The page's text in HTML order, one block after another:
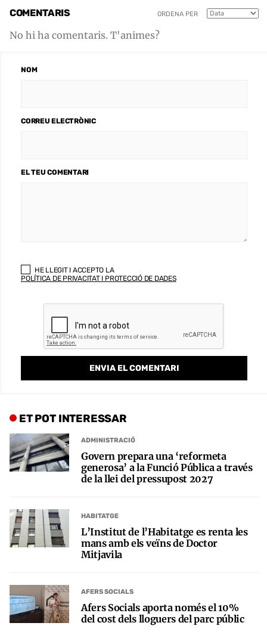
COMENTARIS ORDENA PER
No hi ha comentaris. T'animes?
NOM
CORREU ELECTRÒNIC
EL TEU COMENTARI
HE LLEGIT I ACCEPTO LA
POLÍTICA DE PRIVACITAT I PROTECCIÓ DE DADES
ET POT INTERESSAR
ADMINISTRACIÓ
Govern prepara una ‘reformeta
generosa’ a la Funció Pública a través
de la llei del pressupost 2027
HABITATGE
L’Institut de l’Habitatge es renta les
mans amb els veïns de Doctor
Mitjavila
AFERS SOCIALS
Afers Socials aporta només el 10%
del cost dels lloguers del parc públic